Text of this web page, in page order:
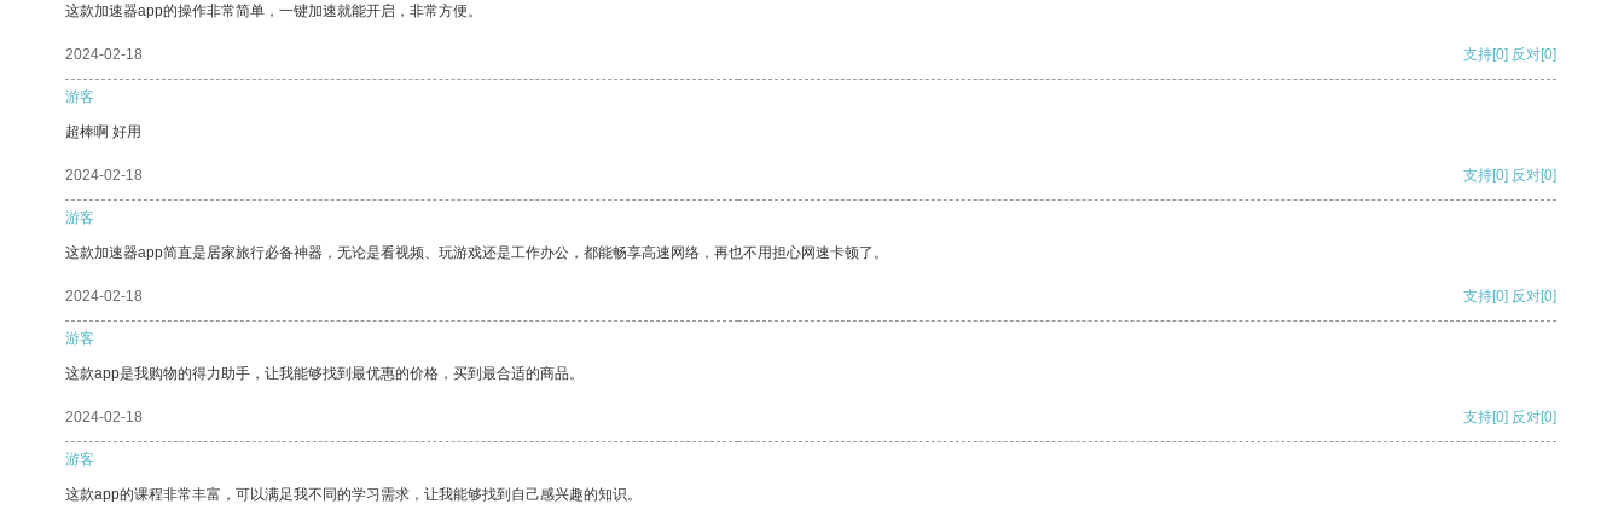
这款加速器app的操作非常简单，一键加速就能开启，非常方便。
2024-02-18 支持[0] 反对[0]
游客
超棒啊 好用
2024-02-18 支持[0] 反对[0]
游客
这款加速器app简直是居家旅行必备神器，无论是看视频、玩游戏还是工作办公，都能畅享高速网络，再也不用担心网速卡顿了。
2024-02-18 支持[0] 反对[0]
游客
这款app是我购物的得力助手，让我能够找到最优惠的价格，买到最合适的商品。
2024-02-18 支持[0] 反对[0]
游客
这款app的课程非常丰富，可以满足我不同的学习需求，让我能够找到自己感兴趣的知识。